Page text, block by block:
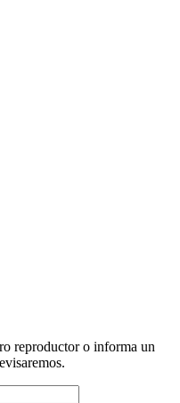
reproductor o informa un